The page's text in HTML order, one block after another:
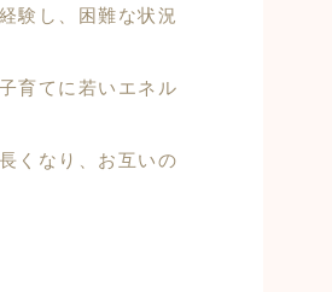
験し、困難な状況
育てに若いエネル
くなり、お互いの